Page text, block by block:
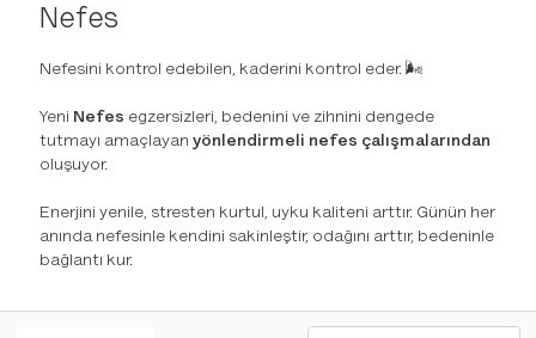
Nefes
Nefesini kontrol edebilen, kaderini kontrol eder. 🌬️
Yeni Nefes egzersizleri, bedenini ve zihnini dengede
tutmayı amaçlayanyönlendirmeli nefes çalışmalarından
oluşuyor.
Enerjini yenile, stresten kurtul, uyku kaliteni arttır. Günün her
anında nefesinle kendini sakinleştir, odağını arttır, bedeninle
bağlantı kur.